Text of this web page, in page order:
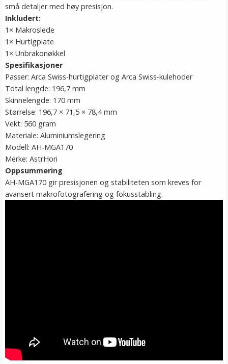
små detaljer med høy presisjon.
Inkludert:
1× Makroslede
1× Hurtigplate
1× Unbrakonøkkel
Spesifikasjoner
Passer: Arca Swiss-hurtigplater og Arca Swiss-kulehoder
Total lengde: 196,7 mm
Skinnelengde: 170 mm
Størrelse: 196,7 × 71,5 × 78,4 mm
Vekt: 560 gram
Materiale: Aluminiumslegering
Modell: AH-MGA170
Merke: AstrHori
Oppsummering
AH-MGA170 gir presisjonen og stabiliteten som kreves for
avansert makrofotografering og fokusstabling.